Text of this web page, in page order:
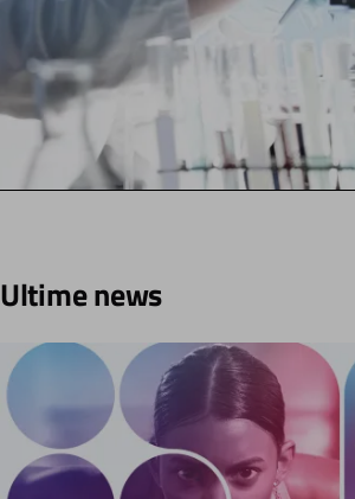
Tesi di laurea sull'efficacia degli
Ultime news